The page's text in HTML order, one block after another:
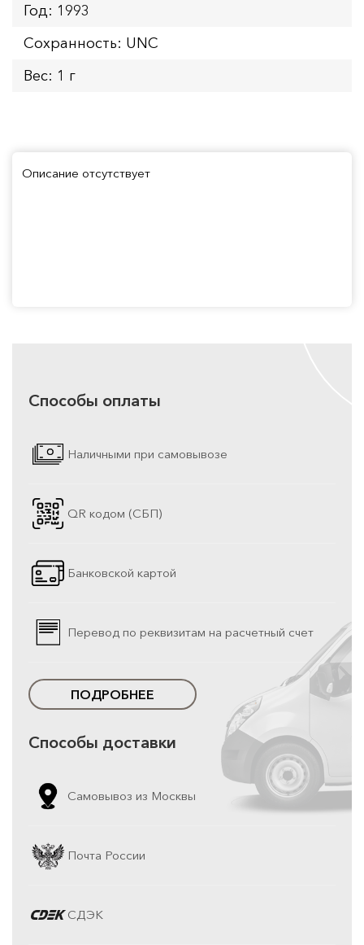
Год: 1993
Сохранность: UNC
Вес: 1 г
Описание отсутствует
Способы оплаты
Наличными при самовывозе
QR кодом (СБП)
Банковской картой
Перевод по реквизитам на расчетный счет
ПОДРОБНЕЕ
Способы доставки
Самовывоз из Москвы
Почта России
СДЭК